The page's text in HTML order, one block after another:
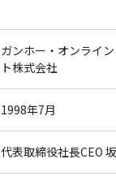
ガンホー・オンライ
ト株式会社
1998年7月
代表取締役社長CEO